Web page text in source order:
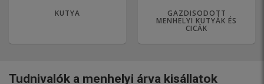
KUTYA GAZDISODOTT
MENHELYI KUTYÁK ÉS
CICÁK
Tudnivalók a menhelyi árva kisállatok